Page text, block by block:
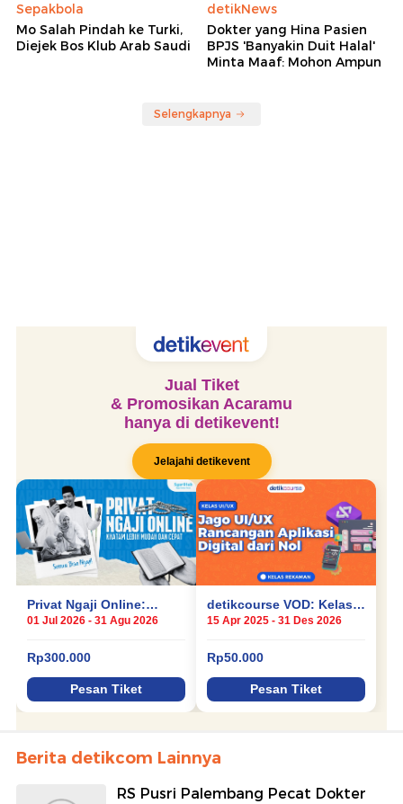
Sepakbola
Mo Salah Pindah ke Turki,
Diejek Bos Klub Arab Saudi
detikNews
Dokter yang Hina Pasien
BPJS 'Banyakin Duit Halal'
Minta Maaf: Mohon Ampun
Selengkapnya
Berita detikcom Lainnya
RS Pusri Palembang Pecat Dokter